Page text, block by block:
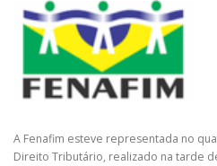
A Fenafim esteve representada no
Direito Tributário, realizado na tarde